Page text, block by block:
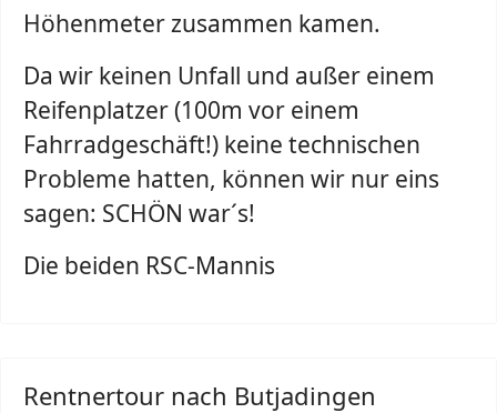
Höhenmeter zusammen kamen.
Da wir keinen Unfall und außer einem
Reifenplatzer (100m vor einem
Fahrradgeschäft!) keine technischen
Probleme hatten, können wir nur eins
sagen: SCHÖN war´s!
Die beiden RSC-Mannis
Rentnertour nach Butjadingen